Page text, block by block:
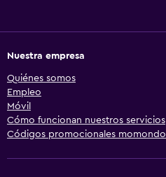
Nuestra empresa
Quiénes somos
Empleo
Móvil
Cómo funcionan nuestros servicios
Códigos promocionales momondo